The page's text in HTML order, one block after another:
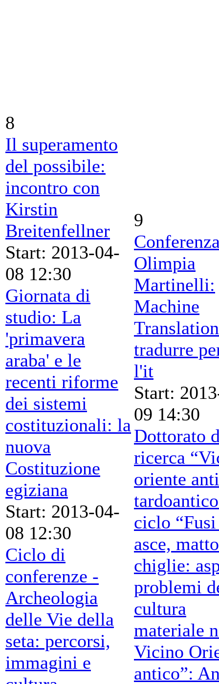
8
Il superamento
del possibile:
incontro con
Kirstin
Breitenfellner
Start: 2013-04-
08 12:30
Giornata di
studio: La
'primavera
araba' e le
recenti riforme
dei sistemi
costituzionali: la
nuova
Costituzione
egiziana
Start: 2013-04-
08 12:30
Ciclo di
conferenze -
Archeologia
delle Vie della
seta: percorsi,
immagini e
9
Olimpia
Martinelli:
Machine
tradurre
l'it
Start:
09 14:30
Dottorato
ricerca
oriente
ciclo
asce,
chiglie:
problemi
cultura
materiale
Vicino
antico”: